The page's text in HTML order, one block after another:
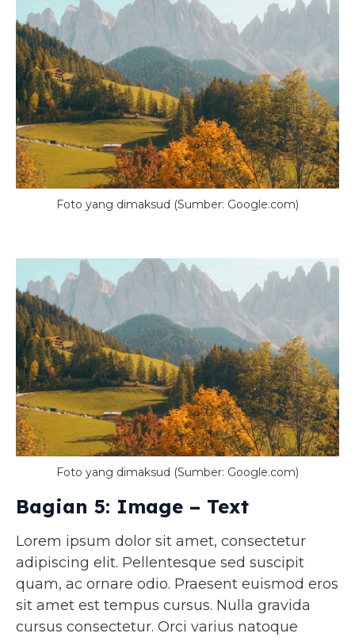
Foto yang dimaksud (Sumber: Google.com)
Foto yang dimaksud (Sumber: Google.com)
Bagian 5: Image – Text
Lorem ipsum dolor sit amet, consectetur
adipiscing elit. Pellentesque sed suscipit
quam, ac ornare odio. Praesent euismod eros
sit amet est tempus cursus. Nulla gravida
cursus consectetur. Orci varius natoque